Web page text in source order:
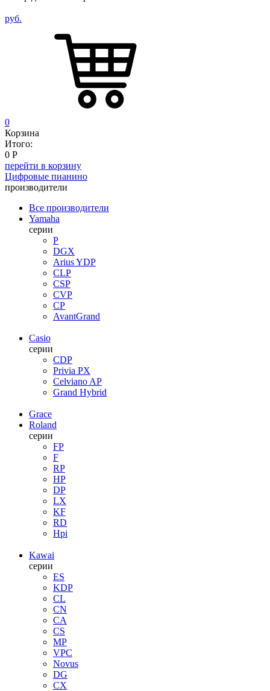
руб.
0
Корзина
Итого:
0 Р
перейти в корзину
Цифровые пианино
производители
Все производители
Yamaha
серии
P
DGX
Arius YDP
CLP
CSP
CVP
CP
AvantGrand
Casio
серии
CDP
Privia PX
Celviano AP
Grand Hybrid
Grace
Roland
серии
FP
F
RP
HP
DP
LX
KF
RD
Hpi
Kawai
серии
ES
KDP
CL
CN
CA
CS
MP
VPC
Novus
DG
CX